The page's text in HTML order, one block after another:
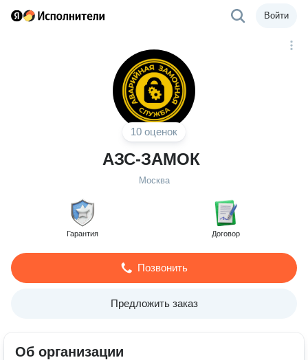
Войти
10 оценок
АЗС-ЗАМОК
Москва
Гарантия Договор
Позвонить
Предложить заказ
Об организации